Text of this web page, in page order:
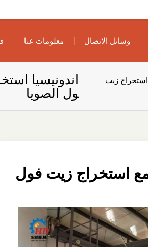
معلومات عنا وسائل الاتصال
اندونيسيا
ول الصويا
استخراج زيت
مع استخراج زيت فول